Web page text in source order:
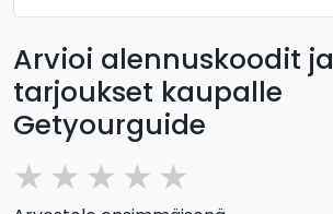
Arvioi alennuskoodit ja
tarjoukset kaupalle
Getyourguide
★ ★ ★ ★ ★